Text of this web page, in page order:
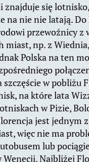
znajduje się
na nie nie latają.
przewoźnicy z
miast, np. z
Polska na ten
szczęście w pobliżu
na które lata
w Pizie,
jest jednym
więc nie ma
lub
Wenecji. Najbliżej